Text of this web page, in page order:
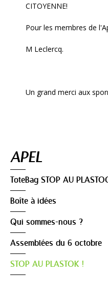
CITOYENNE!
Pour les membres de
M Leclercq.
Un grand merci aux
APEL
ToteBag STOP AU
Boîte à idées
Qui sommes-nous ?
Assemblées du 6 octobre
STOP AU PLASTOK !